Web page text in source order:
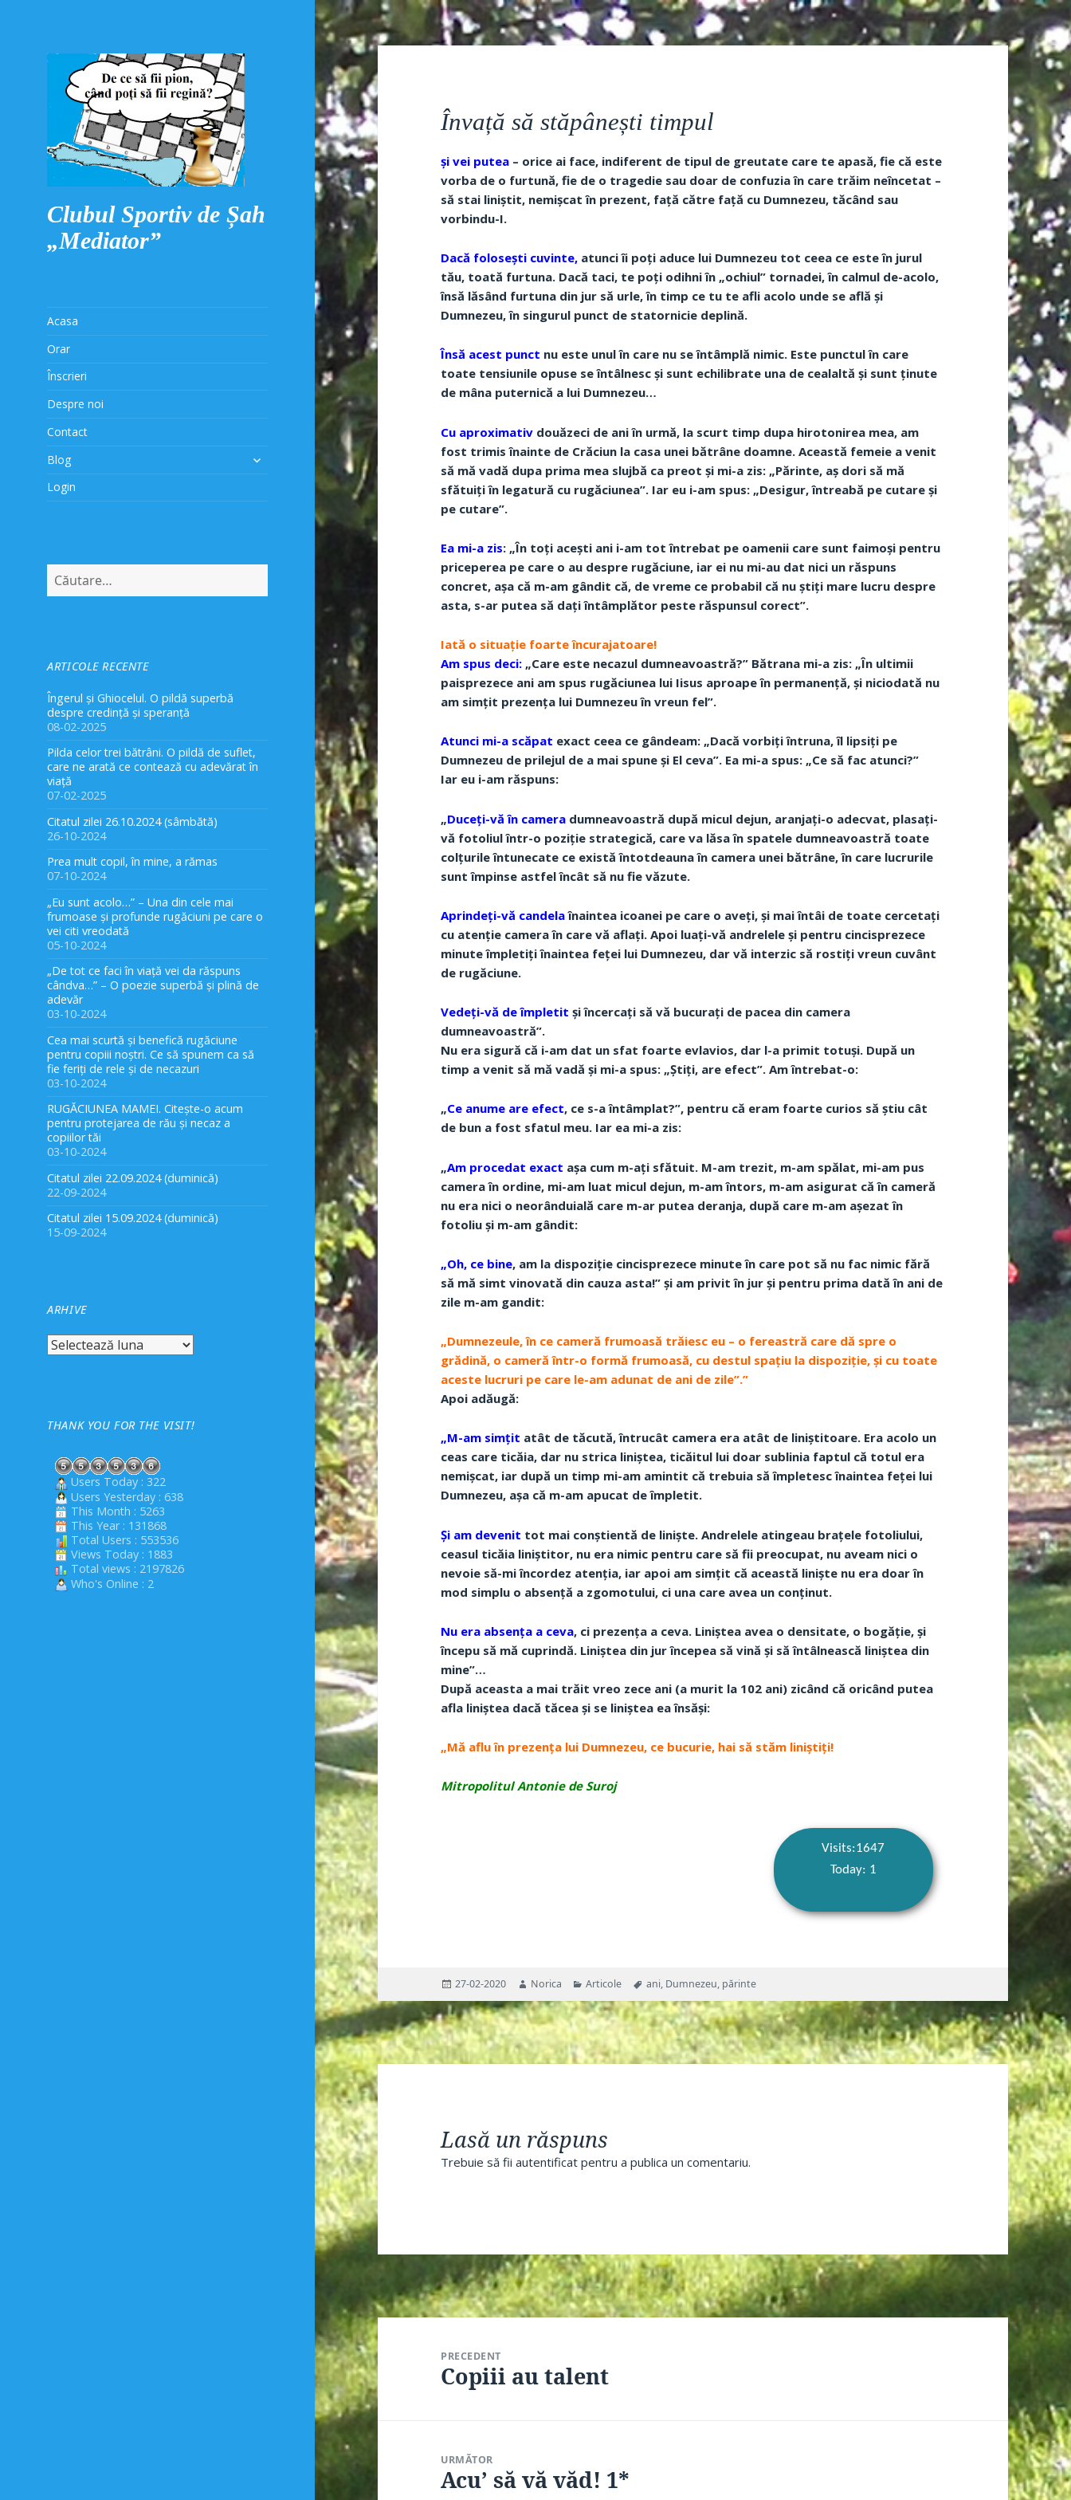
Clubul Sportiv de Șah
„Mediator”
Acasa
Orar
Înscrieri
Despre noi
Contact
Blog
extinde
Login
după:
ARTICOLE RECENTE
Îngerul și Ghiocelul. O pildă superbă
despre credință și speranță
08-02-2025
Pilda celor trei bătrâni. O pildă de suflet,
care ne arată ce contează cu adevărat în
viață
07-02-2025
Citatul zilei 26.10.2024 (sâmbătă)
26-10-2024
Prea mult copil, în mine, a rămas
07-10-2024
„Eu sunt acolo…” – Una din cele mai
frumoase și profunde rugăciuni pe care o
vei citi vreodată
05-10-2024
„De tot ce faci în viață vei da răspuns
cândva…” – O poezie superbă și plină de
adevăr
03-10-2024
Cea mai scurtă și benefică rugăciune
pentru copiii noștri. Ce să spunem ca să
fie feriți de rele și de necazuri
03-10-2024
RUGĂCIUNEA MAMEI. Citește-o acum
pentru protejarea de rău și necaz a
copiilor tăi
03-10-2024
Citatul zilei 22.09.2024 (duminică)
22-09-2024
Citatul zilei 15.09.2024 (duminică)
15-09-2024
ARHIVE
Arhive
THANK YOU FOR THE VISIT!
Users Today : 322
Users Yesterday : 638
This Month : 5263
This Year : 131868
Total Users : 553536
Views Today : 1883
Total views : 2197826
Who's Online : 2
Învață să stăpânești timpul
și vei putea – orice ai face, indiferent de tipul de greutate care te apasă, fie că este
vorba de o furtună, fie de o tragedie sau doar de confuzia în care trăim neîncetat –
să stai liniștit, nemișcat în prezent, față către față cu Dumnezeu, tăcând sau
vorbindu-I.
Dacă folosești cuvinte, atunci îi poți aduce lui Dumnezeu tot ceea ce este în jurul
tău, toată furtuna. Dacă taci, te poți odihni în „ochiul” tornadei, în calmul de-acolo,
însă lăsând furtuna din jur să urle, în timp ce tu te afli acolo unde se află și
Dumnezeu, în singurul punct de statornicie deplină.
Însă acest punct nu este unul în care nu se întâmplă nimic. Este punctul în care
toate tensiunile opuse se întâlnesc și sunt echilibrate una de cealaltă și sunt ținute
de mâna puternică a lui Dumnezeu…
Cu aproximativ douăzeci de ani în urmă, la scurt timp dupa hirotonirea mea, am
fost trimis înainte de Crăciun la casa unei bătrâne doamne. Această femeie a venit
să mă vadă dupa prima mea slujbă ca preot și mi-a zis: „Părinte, aș dori să mă
sfătuiți în legatură cu rugăciunea”. Iar eu i-am spus: „Desigur, întreabă pe cutare și
pe cutare”.
Ea mi-a zis: „În toți acești ani i-am tot întrebat pe oamenii care sunt faimoși pentru
priceperea pe care o au despre rugăciune, iar ei nu mi-au dat nici un răspuns
concret, așa că m-am gândit că, de vreme ce probabil că nu știți mare lucru despre
asta, s-ar putea să dați întâmplător peste răspunsul corect”.
Iată o situație foarte încurajatoare!
Am spus deci: „Care este necazul dumneavoastră?” Bătrana mi-a zis: „În ultimii
paisprezece ani am spus rugăciunea lui Iisus aproape în permanență, și niciodată nu
am simțit prezența lui Dumnezeu în vreun fel”.
Atunci mi-a scăpat exact ceea ce gândeam: „Dacă vorbiți întruna, îl lipsiți pe
Dumnezeu de prilejul de a mai spune și El ceva”. Ea mi-a spus: „Ce să fac atunci?”
Iar eu i-am răspuns:
„Duceți-vă în camera dumneavoastră după micul dejun, aranjați-o adecvat, plasați-
vă fotoliul într-o poziție strategică, care va lăsa în spatele dumneavoastră toate
colțurile întunecate ce există întotdeauna în camera unei bătrâne, în care lucrurile
sunt împinse astfel încât să nu fie văzute.
Aprindeți-vă candelaînaintea icoanei pe care o aveți, și mai întâi de toate cercetați
cu atenție camera în care vă aflați. Apoi luați-vă andrelele și pentru cincisprezece
minute împletiți înaintea feței lui Dumnezeu, dar vă interzic să rostiți vreun cuvânt
de rugăciune.
Vedeți-vă de împletit și încercați să vă bucurați de pacea din camera
dumneavoastră”.
Nu era sigură că i-am dat un sfat foarte evlavios, dar l-a primit totuși. După un
timp a venit să mă vadă și mi-a spus: „Știți, are efect”. Am întrebat-o:
„Ce anume are efect, ce s-a întâmplat?”, pentru că eram foarte curios să știu cât
de bun a fost sfatul meu. Iar ea mi-a zis:
„Am procedat exact așa cum m-ați sfătuit. M-am trezit, m-am spălat, mi-am pus
camera în ordine, mi-am luat micul dejun, m-am întors, m-am asigurat că în cameră
nu era nici o neorânduială care m-ar putea deranja, după care m-am așezat în
fotoliu și m-am gândit:
„Oh, ce bine, am la dispoziție cincisprezece minute în care pot să nu fac nimic fără
să mă simt vinovată din cauza asta!” și am privit în jur și pentru prima dată în ani de
zile m-am gandit:
„Dumnezeule, în ce cameră frumoasă trăiesc eu – o fereastră care dă spre o
grădină, o cameră într-o formă frumoasă, cu destul spațiu la dispoziție, și cu toate
aceste lucruri pe care le-am adunat de ani de zile”.”
Apoi adăugă:
„M-am simțit atât de tăcută, întrucât camera era atât de liniștitoare. Era acolo un
ceas care ticăia, dar nu strica liniștea, ticăitul lui doar sublinia faptul că totul era
nemișcat, iar după un timp mi-am amintit că trebuia să împletesc înaintea feței lui
Dumnezeu, așa că m-am apucat de împletit.
Și am devenit tot mai conștientă de liniște. Andrelele atingeau brațele fotoliului,
ceasul ticăia liniștitor, nu era nimic pentru care să fii preocupat, nu aveam nici o
nevoie să-mi încordez atenția, iar apoi am simțit că această liniște nu era doar în
mod simplu o absență a zgomotului, ci una care avea un conținut.
Nu era absența a ceva, ci prezența a ceva. Liniștea avea o densitate, o bogăție, și
începu să mă cuprindă. Liniștea din jur începea să vină și să întâlnească liniștea din
mine”…
După aceasta a mai trăit vreo zece ani (a murit la 102 ani) zicând că oricând putea
afla liniștea dacă tăcea și se liniștea ea însăși:
„Mă aflu în prezența lui Dumnezeu, ce bucurie, hai să stăm liniștiți!
Mitropolitul Antonie de Suroj
Visits:1647
Today: 1
Publicat
27-02-2020 Autor
Norica Categorii
Articole Etichete
ani, Dumnezeu, părinte
Lasă un răspuns
Trebuie să fiiautentificat pentru a publica un comentariu.
Navigare
articole
PRECEDENT
Articolul
anterior:
Copiii au talent
URMĂTOR
Articolul
Acu’ să vă văd! 1*